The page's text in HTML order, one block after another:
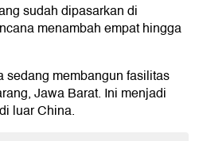
sudah dipasarkan di
menambah empat hingga
sedang membangun fasilitas
Jawa Barat. Ini menjadi
luar China.